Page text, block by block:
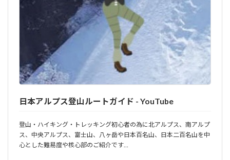
日本アルプス登山ルートガイド - YouTube
登山・ハイキング・トレッキング初心者の為に北アルプス、南アルプ
ス、中央アルプス、富士山、八ヶ岳や日本百名山、日本二百名山を中
心とした難易度や核心部のご紹介です…